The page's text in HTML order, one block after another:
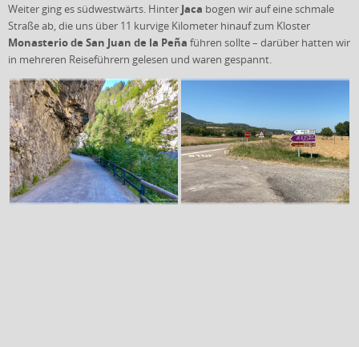
Weiter ging es südwestwärts. Hinter Jaca bogen wir auf eine schmale
Straße ab, die uns über 11 kurvige Kilometer hinauf zum Kloster
Monasterio de San Juan de la Peña führen sollte – darüber hatten wir
in mehreren Reiseführern gelesen und waren gespannt.